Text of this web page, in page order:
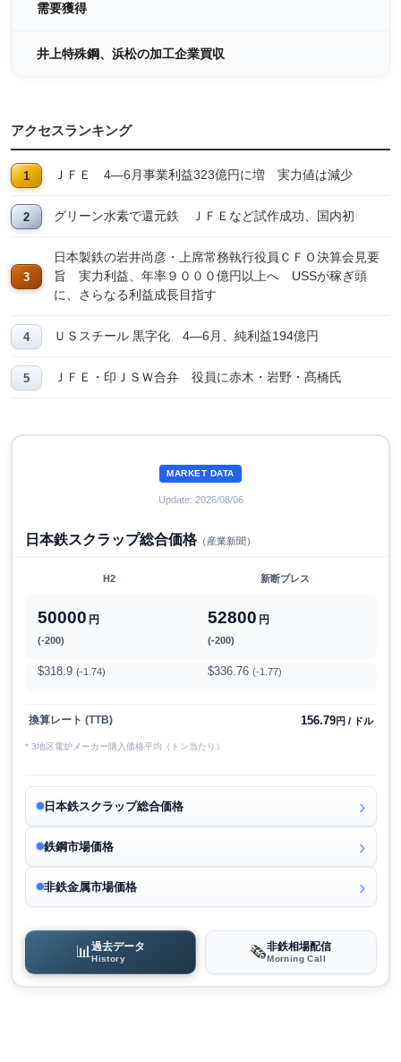
需要獲得
井上特殊鋼、浜松の加工企業買収
アクセスランキング
ＪＦＥ 4―6月事業利益323億円に増 実力値は減少
グリーン水素で還元鉄 ＪＦＥなど試作成功、国内初
日本製鉄の岩井尚彦・上席常務執行役員ＣＦＯ決算会見要
旨 実力利益、年率９０００億円以上へ USSが稼ぎ頭
に、さらなる利益成長目指す
ＵＳスチール 黒字化 4―6月、純利益194億円
ＪＦＥ・印ＪＳＷ合弁 役員に赤木・岩野・髙橋氏
MARKET DATA
Update: 2026/08/06
日本鉄スクラップ総合価格（産業新聞）
H2 新断プレス
50000 円
(-200)
52800 円
(-200)
$318.9 (-1.74) $336.76 (-1.77)
換算レート (TTB) 156.79円 / ドル
* 3地区電炉メーカー購入価格平均（トン当たり）
日本鉄スクラップ総合価格
鉄鋼市場価格
非鉄金属市場価格
📊過去データ
History 🗞️非鉄相場配信
Morning Call